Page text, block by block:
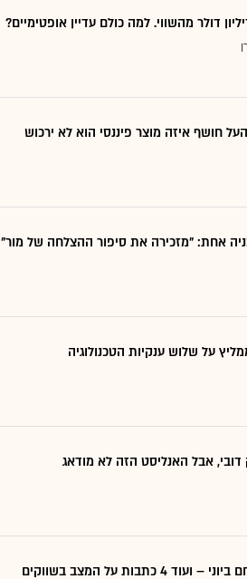
דולר מהשווי. למה כולם עדיין אופטימיים?
חושף איזה מוצר פיננסי הוא לא ירכוש
אחת: "מזכירה את סיפור ההצלחה של מור"
דובי, אבל האנליסט הזה לא מודאג
על המצב בשווקים